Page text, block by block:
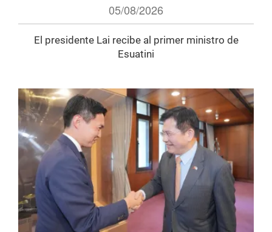
05/08/2026
El presidente Lai recibe al primer ministro de
Esuatini